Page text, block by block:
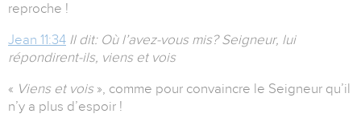
reproche !
Jean 11:34 Il dit: Où l’avez-vous mis? Seigneur, lui
répondirent-ils, viens et vois
« Viens et vois», comme pour convaincre le Seigneur qu’il
n’y a plus d’espoir !